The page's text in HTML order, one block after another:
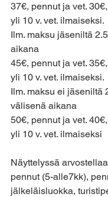
37€, pennut ja vet.
yli 10 v. vet. ilmaiseksi.
Ilm. maksu jäseniltä
aikana
45€, pennut ja vet.
yli 10 v. vet. ilmaiseksi.
Ilm. maksu ei jäseniltä
välisenä aikana
50€, pennut ja vet.
yli 10 v. vet. ilmaiseksi
Näyttelyssä
pennut (5-alle7kk),
jälkeläisluokka,